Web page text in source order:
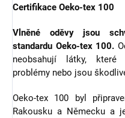
Certifikace Oeko-tex 100
Vlněné oděvy jsou
standardu Oeko-tex 100.
neobsahují látky, které
problémy nebo jsou
Oeko-tex 100 byl
Rakousku a Německu a